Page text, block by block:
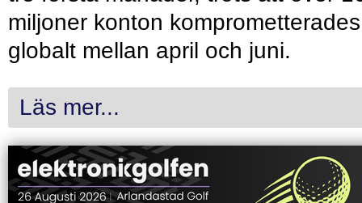
miljoner konton komprometterades
globalt mellan april och juni.
Läs mer...